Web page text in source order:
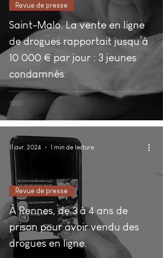
Saint-Malo. La vente en ligne
de drogues rapportait jusqu’à
10 000 € par jour : 3 jeunes
condamnés.
Revue de presse
À Rennes, de 3 à 4 ans de
prison pour avoir vendu des
drogues en ligne.
Revue de presse
11 avr. 2024 1 min de lecture